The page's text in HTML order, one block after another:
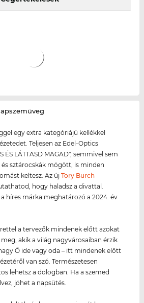
egy extra kategóriájú kellékkel
Teljesen az Edel-Optics
ÉS LÁTTASD MAGAD", semmivel sem
és sztárocskák mögött, is minden
keltesz. Az újTory Burch
hogy haladsz a divattal.
híres márka meghatározó a 2024. év
a tervezők mindenek előtt azokat
akik a világ nagyvárosaiban érzik
Ő ide vagy oda – itt mindenek előtt
van szó. Természetesen
lehetsz a dologban. Ha a szemed
jöhet a napsütés.